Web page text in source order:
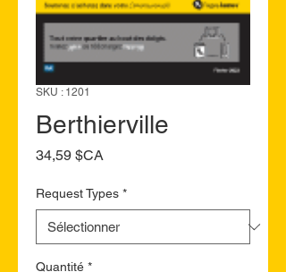
SKU : 1201
Berthierville
34,59 $CA
Request Types *
Quantité *